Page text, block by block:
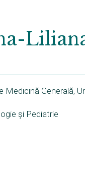
Generală,
și Pediatrie